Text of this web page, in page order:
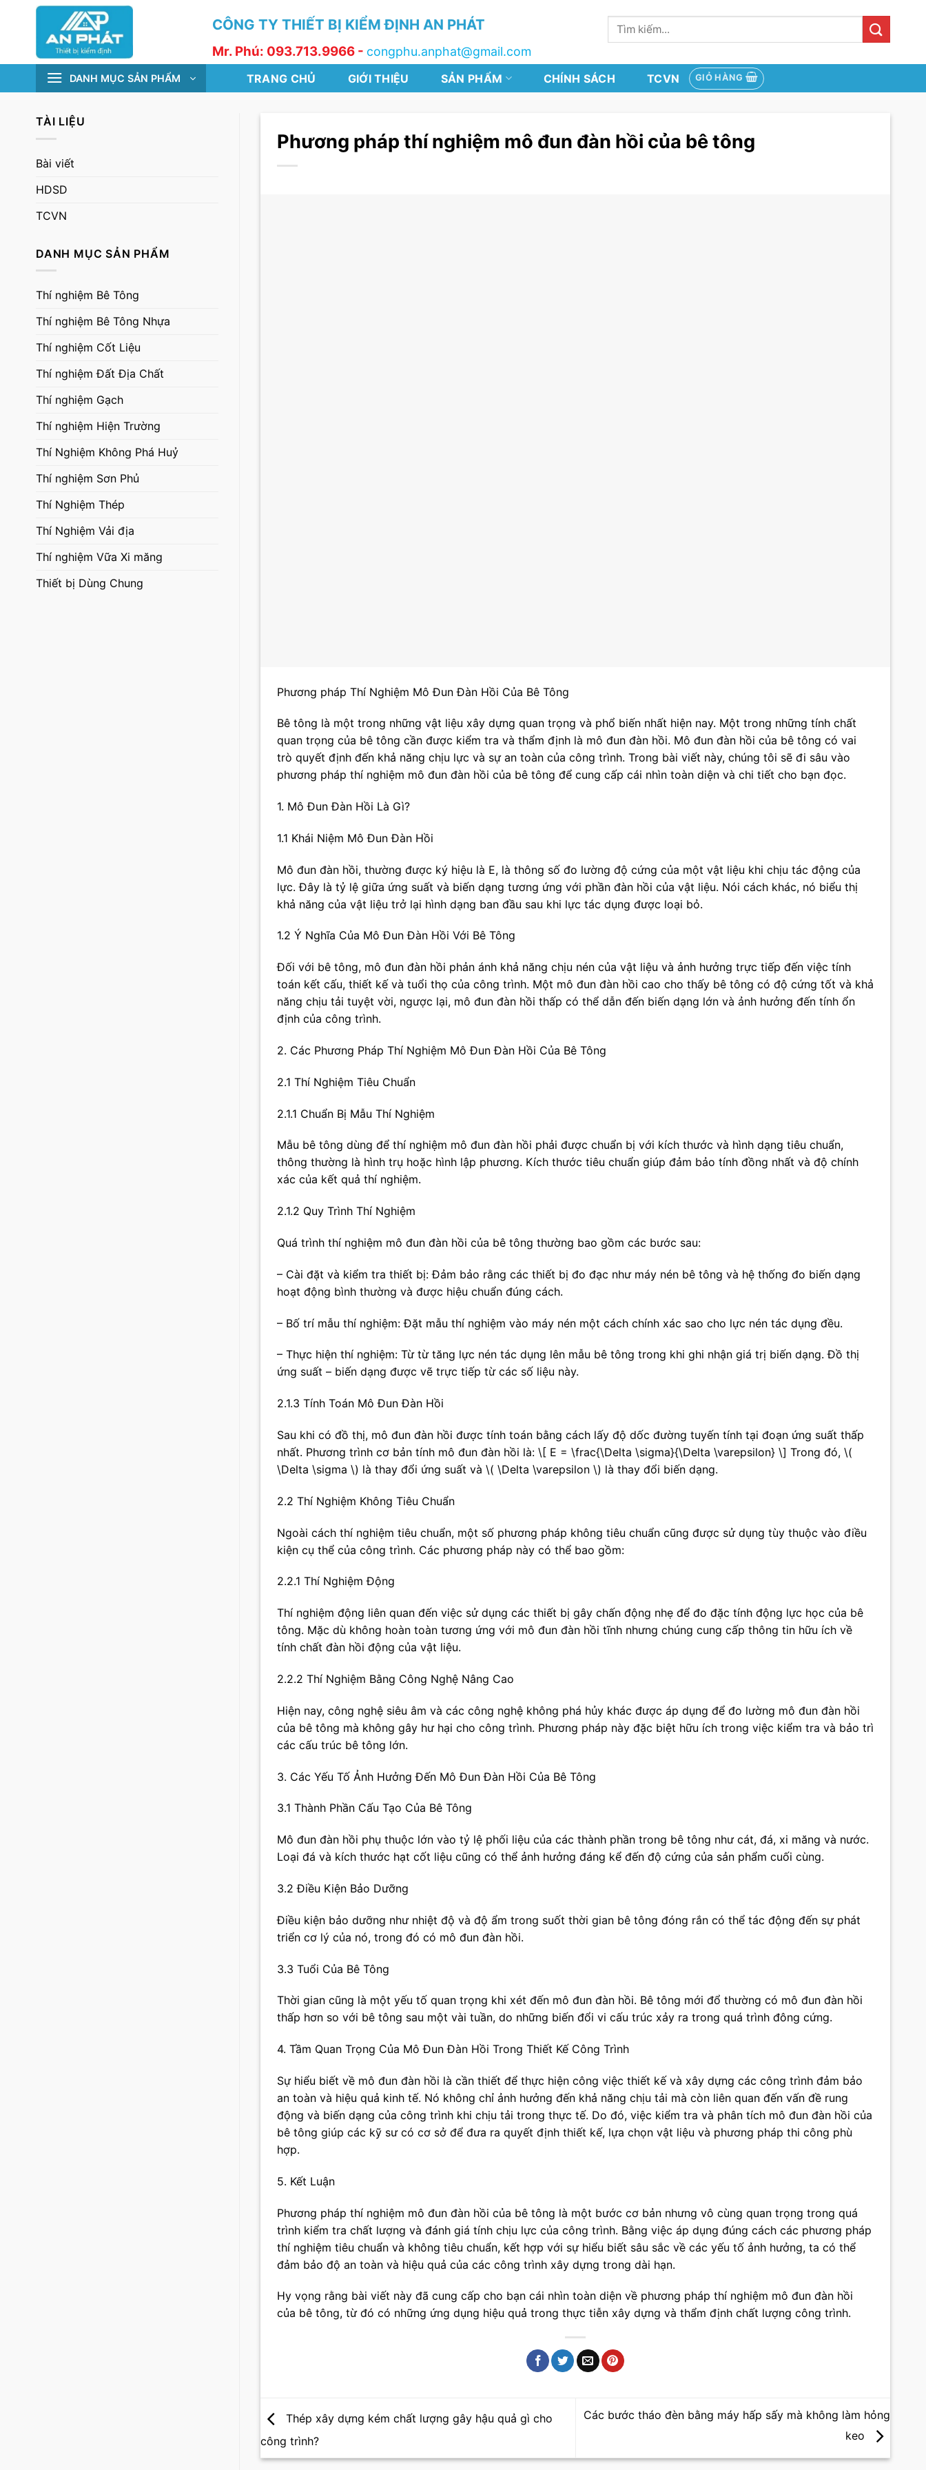
CÔNG TY THIẾT BỊ KIỂM ĐỊNH AN PHÁT
Mr. Phú: 093.713.9966 - congphu.anphat@gmail.com
Tìm
kiếm:
DANH MỤC SẢN PHẨM TRANG CHỦ GIỚI THIỆU SẢN PHẨM CHÍNH SÁCH TCVN GIỎ HÀNG
TÀI LIỆU
Bài viết
HDSD
TCVN
DANH MỤC SẢN PHẨM
Thí nghiệm Bê Tông
Thí nghiệm Bê Tông Nhựa
Thí nghiệm Cốt Liệu
Thí nghiệm Đất Địa Chất
Thí nghiệm Gạch
Thí nghiệm Hiện Trường
Thí Nghiệm Không Phá Huỷ
Thí nghiệm Sơn Phủ
Thí Nghiệm Thép
Thí Nghiệm Vải địa
Thí nghiệm Vữa Xi măng
Thiết bị Dùng Chung
Phương pháp thí nghiệm mô đun đàn hồi của bê tông
Phương pháp Thí Nghiệm Mô Đun Đàn Hồi Của Bê Tông
Bê tông là một trong những vật liệu xây dựng quan trọng và phổ biến nhất hiện nay. Một trong những tính chất
quan trọng của bê tông cần được kiểm tra và thẩm định là mô đun đàn hồi. Mô đun đàn hồi của bê tông có vai
trò quyết định đến khả năng chịu lực và sự an toàn của công trình. Trong bài viết này, chúng tôi sẽ đi sâu vào
phương pháp thí nghiệm mô đun đàn hồi của bê tông để cung cấp cái nhìn toàn diện và chi tiết cho bạn đọc.
1. Mô Đun Đàn Hồi Là Gì?
1.1 Khái Niệm Mô Đun Đàn Hồi
Mô đun đàn hồi, thường được ký hiệu là E, là thông số đo lường độ cứng của một vật liệu khi chịu tác động của
lực. Đây là tỷ lệ giữa ứng suất và biến dạng tương ứng với phần đàn hồi của vật liệu. Nói cách khác, nó biểu thị
khả năng của vật liệu trở lại hình dạng ban đầu sau khi lực tác dụng được loại bỏ.
1.2 Ý Nghĩa Của Mô Đun Đàn Hồi Với Bê Tông
Đối với bê tông, mô đun đàn hồi phản ánh khả năng chịu nén của vật liệu và ảnh hưởng trực tiếp đến việc tính
toán kết cấu, thiết kế và tuổi thọ của công trình. Một mô đun đàn hồi cao cho thấy bê tông có độ cứng tốt và khả
năng chịu tải tuyệt vời, ngược lại, mô đun đàn hồi thấp có thể dẫn đến biến dạng lớn và ảnh hưởng đến tính ổn
định của công trình.
2. Các Phương Pháp Thí Nghiệm Mô Đun Đàn Hồi Của Bê Tông
2.1 Thí Nghiệm Tiêu Chuẩn
2.1.1 Chuẩn Bị Mẫu Thí Nghiệm
Mẫu bê tông dùng để thí nghiệm mô đun đàn hồi phải được chuẩn bị với kích thước và hình dạng tiêu chuẩn,
thông thường là hình trụ hoặc hình lập phương. Kích thước tiêu chuẩn giúp đảm bảo tính đồng nhất và độ chính
xác của kết quả thí nghiệm.
2.1.2 Quy Trình Thí Nghiệm
Quá trình thí nghiệm mô đun đàn hồi của bê tông thường bao gồm các bước sau:
– Cài đặt và kiểm tra thiết bị: Đảm bảo rằng các thiết bị đo đạc như máy nén bê tông và hệ thống đo biến dạng
hoạt động bình thường và được hiệu chuẩn đúng cách.
– Bố trí mẫu thí nghiệm: Đặt mẫu thí nghiệm vào máy nén một cách chính xác sao cho lực nén tác dụng đều.
– Thực hiện thí nghiệm: Từ từ tăng lực nén tác dụng lên mẫu bê tông trong khi ghi nhận giá trị biến dạng. Đồ thị
ứng suất – biến dạng được vẽ trực tiếp từ các số liệu này.
2.1.3 Tính Toán Mô Đun Đàn Hồi
Sau khi có đồ thị, mô đun đàn hồi được tính toán bằng cách lấy độ dốc đường tuyến tính tại đoạn ứng suất thấp
nhất. Phương trình cơ bản tính mô đun đàn hồi là: \[ E = \frac{\Delta \sigma}{\Delta \varepsilon} \] Trong đó, \(
\Delta \sigma \) là thay đổi ứng suất và \( \Delta \varepsilon \) là thay đổi biến dạng.
2.2 Thí Nghiệm Không Tiêu Chuẩn
Ngoài cách thí nghiệm tiêu chuẩn, một số phương pháp không tiêu chuẩn cũng được sử dụng tùy thuộc vào điều
kiện cụ thể của công trình. Các phương pháp này có thể bao gồm:
2.2.1 Thí Nghiệm Động
Thí nghiệm động liên quan đến việc sử dụng các thiết bị gây chấn động nhẹ để đo đặc tính động lực học của bê
tông. Mặc dù không hoàn toàn tương ứng với mô đun đàn hồi tĩnh nhưng chúng cung cấp thông tin hữu ích về
tính chất đàn hồi động của vật liệu.
2.2.2 Thí Nghiệm Bằng Công Nghệ Nâng Cao
Hiện nay, công nghệ siêu âm và các công nghệ không phá hủy khác được áp dụng để đo lường mô đun đàn hồi
của bê tông mà không gây hư hại cho công trình. Phương pháp này đặc biệt hữu ích trong việc kiểm tra và bảo trì
các cấu trúc bê tông lớn.
3. Các Yếu Tố Ảnh Hưởng Đến Mô Đun Đàn Hồi Của Bê Tông
3.1 Thành Phần Cấu Tạo Của Bê Tông
Mô đun đàn hồi phụ thuộc lớn vào tỷ lệ phối liệu của các thành phần trong bê tông như cát, đá, xi măng và nước.
Loại đá và kích thước hạt cốt liệu cũng có thể ảnh hưởng đáng kể đến độ cứng của sản phẩm cuối cùng.
3.2 Điều Kiện Bảo Dưỡng
Điều kiện bảo dưỡng như nhiệt độ và độ ẩm trong suốt thời gian bê tông đóng rắn có thể tác động đến sự phát
triển cơ lý của nó, trong đó có mô đun đàn hồi.
3.3 Tuổi Của Bê Tông
Thời gian cũng là một yếu tố quan trọng khi xét đến mô đun đàn hồi. Bê tông mới đổ thường có mô đun đàn hồi
thấp hơn so với bê tông sau một vài tuần, do những biến đổi vi cấu trúc xảy ra trong quá trình đông cứng.
4. Tầm Quan Trọng Của Mô Đun Đàn Hồi Trong Thiết Kế Công Trình
Sự hiểu biết về mô đun đàn hồi là cần thiết để thực hiện công việc thiết kế và xây dựng các công trình đảm bảo
an toàn và hiệu quả kinh tế. Nó không chỉ ảnh hưởng đến khả năng chịu tải mà còn liên quan đến vấn đề rung
động và biến dạng của công trình khi chịu tải trong thực tế. Do đó, việc kiểm tra và phân tích mô đun đàn hồi của
bê tông giúp các kỹ sư có cơ sở để đưa ra quyết định thiết kế, lựa chọn vật liệu và phương pháp thi công phù
hợp.
5. Kết Luận
Phương pháp thí nghiệm mô đun đàn hồi của bê tông là một bước cơ bản nhưng vô cùng quan trọng trong quá
trình kiểm tra chất lượng và đánh giá tính chịu lực của công trình. Bằng việc áp dụng đúng cách các phương pháp
thí nghiệm tiêu chuẩn và không tiêu chuẩn, kết hợp với sự hiểu biết sâu sắc về các yếu tố ảnh hưởng, ta có thể
đảm bảo độ an toàn và hiệu quả của các công trình xây dựng trong dài hạn.
Hy vọng rằng bài viết này đã cung cấp cho bạn cái nhìn toàn diện về phương pháp thí nghiệm mô đun đàn hồi
của bê tông, từ đó có những ứng dụng hiệu quả trong thực tiễn xây dựng và thẩm định chất lượng công trình.
Thép xây dựng kém chất lượng gây hậu quả gì cho
công trình?
Các bước tháo đèn bằng máy hấp sấy mà không làm hỏng
keo